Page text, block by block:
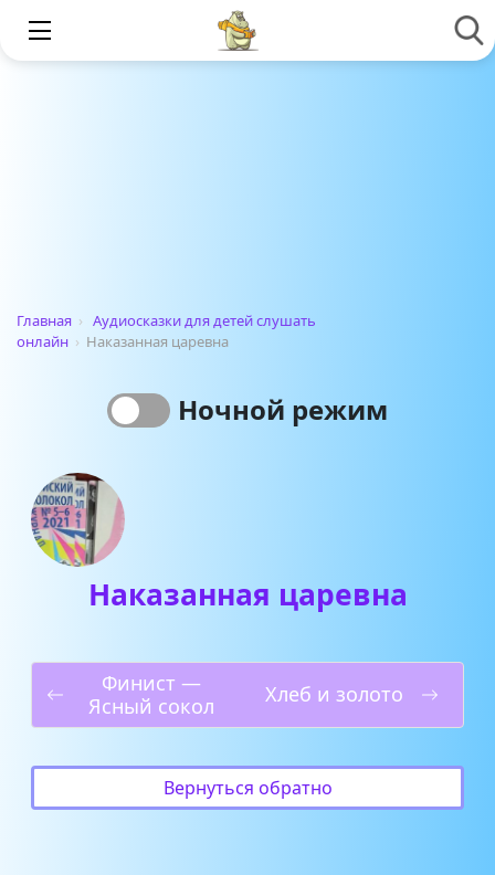
Главная › Аудиосказки для детей слушать
онлайн › Наказанная царевна
Ночной режим
Наказанная царевна
Финист —
Ясный сокол
Хлеб и золото
Вернуться обратно